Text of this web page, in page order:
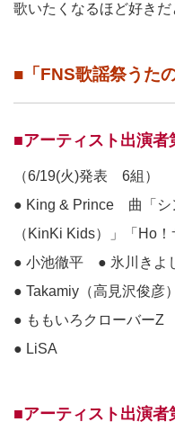
歌いたくなるほど好きだ
■「FNS歌謡祭うた
■アーティスト出演者
（6/19(火)発表 6組）
● King & Prince 曲「シ
（KinKi Kids）」「Ho
● 小池徹平 ● 氷川きよ
● Takamiy（高見沢俊彦）
● ももいろクローバーZ
● LiSA
■アーティスト出演者